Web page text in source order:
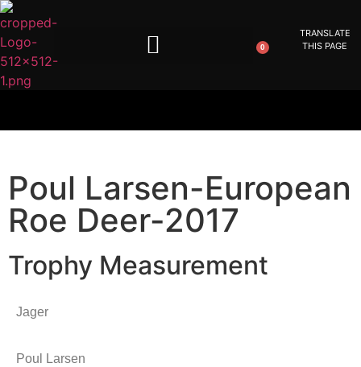
0
TRANSLATE
THIS PAGE
Poul Larsen-European
Roe Deer-2017
Trophy Measurement
Jager
Poul Larsen